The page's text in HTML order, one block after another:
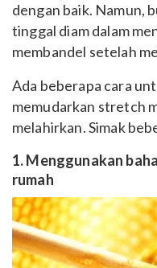
dengan baik. Namun,
tinggal diam dalam
membandel setelah
Ada beberapa cara
memudarkan stretch
melahirkan. Simak
1. Menggunakan
rumah